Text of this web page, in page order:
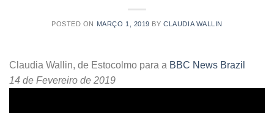
POSTED ON MARÇO 1, 2019 BYCLAUDIA WALLIN
Claudia Wallin, de Estocolmo para a BBC News Brazil
14 de Fevereiro de 2019